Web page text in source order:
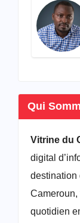
Qui
Vitrine du
digital
destination
quotidien